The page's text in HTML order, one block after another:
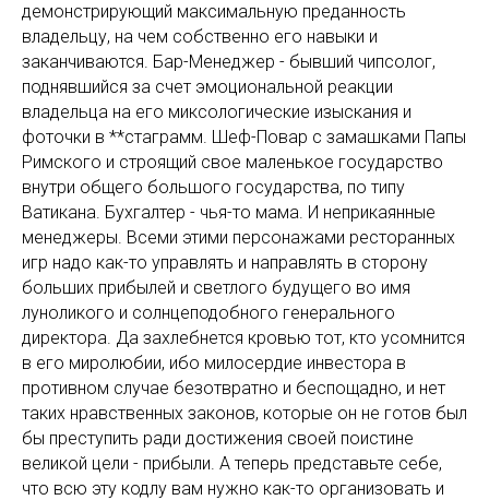
демонстрирующий максимальную преданность
владельцу, на чем собственно его навыки и
заканчиваются. Бар-Менеджер - бывший чипсолог,
поднявшийся за счет эмоциональной реакции
владельца на его миксологические изыскания и
фоточки в **стаграмм. Шеф-Повар с замашками Папы
Римского и строящий свое маленькое государство
внутри общего большого государства, по типу
Ватикана. Бухгалтер - чья-то мама. И неприкаянные
менеджеры. Всеми этими персонажами ресторанных
игр надо как-то управлять и направлять в сторону
больших прибылей и светлого будущего во имя
луноликого и солнцеподобного генерального
директора. Да захлебнется кровью тот, кто усомнится
в его миролюбии, ибо милосердие инвестора в
противном случае безотвратно и беспощадно, и нет
таких нравственных законов, которые он не готов был
бы преступить ради достижения своей поистине
великой цели - прибыли. А теперь представьте себе,
что всю эту кодлу вам нужно как-то организовать и